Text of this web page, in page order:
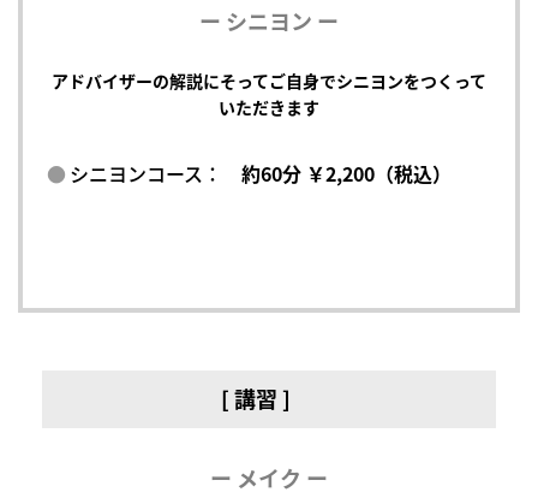
ー シニヨン ー
アドバイザーの解説にそってご自身でシニヨンをつくって
いただきます
シニヨンコース：約60分 ￥2,200（税込）
[ 講習 ]
ー メイク ー